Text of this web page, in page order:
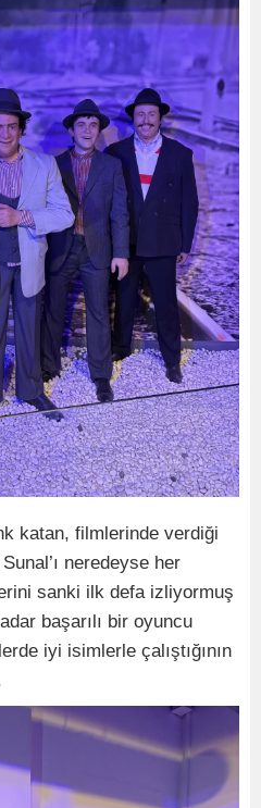
katan, filmlerinde verdiği
neredeyse her
sanki ilk defa izliyormuş
başarılı bir oyuncu
iyi isimlerle çalıştığının